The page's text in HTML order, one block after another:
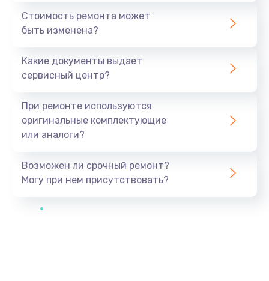
Стоимость ремонта может
быть изменена?
Какие документы выдает
сервисный центр?
При ремонте используются
оригинальные комплектующие
или аналоги?
Возможен ли срочный ремонт?
Могу при нем присутствовать?